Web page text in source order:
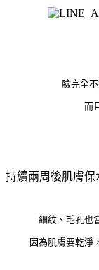
臉完全
而
持續兩周後肌膚
細紋、毛孔也
因為肌膚要乾淨